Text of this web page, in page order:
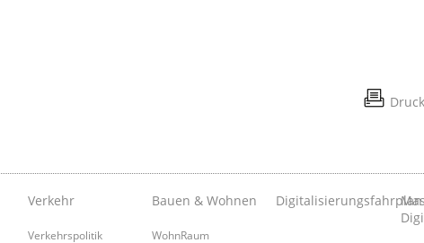
Verkehr
Verkehrspolitik
Bauen & Wohnen
WohnRaum
Digitalisierungsfahrplan